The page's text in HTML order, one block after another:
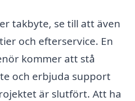
takbyte, se till att även
och efterservice. En
kommer att stå
och erbjuda support
är slutfört. Att ha